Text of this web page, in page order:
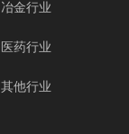
冶金行业
医药行业
其他行业